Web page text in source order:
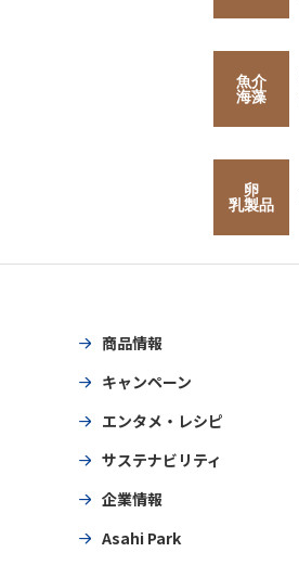
魚介
海藻
卵
乳製品
商品情報
キャンペーン
エンタメ・レシピ
サステナビリティ
企業情報
Asahi Park